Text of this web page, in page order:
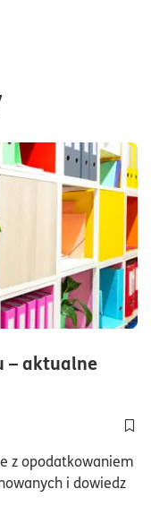
– aktualne
z opodatkowaniem
i dowiedz
start